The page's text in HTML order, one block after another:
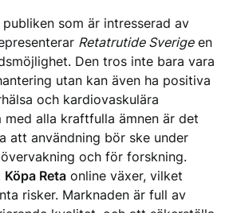
publiken som är intresserad av
Retatrutide Sverigeen
Den tros inte bara vara
utan kan även ha positiva
och kardiovaskulära
med alla kraftfulla ämnen är det
att användning bör ske under
och för forskning.
Köpa Reta online växer, vilket
risker. Marknaden är full av